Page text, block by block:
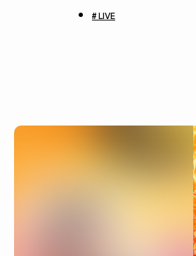
# LIVE